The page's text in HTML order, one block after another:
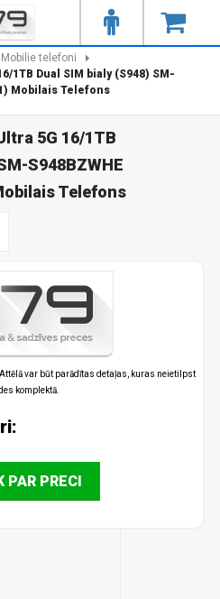
Mobilie telefoni
1TB Dual SIM bialy (S948) SM-
Mobilais Telefons
5G 16/1TB
S948BZWHE
Telefons
var būt parādītas detaļas, kuras neietilpst
komplektā.
PAR PRECI